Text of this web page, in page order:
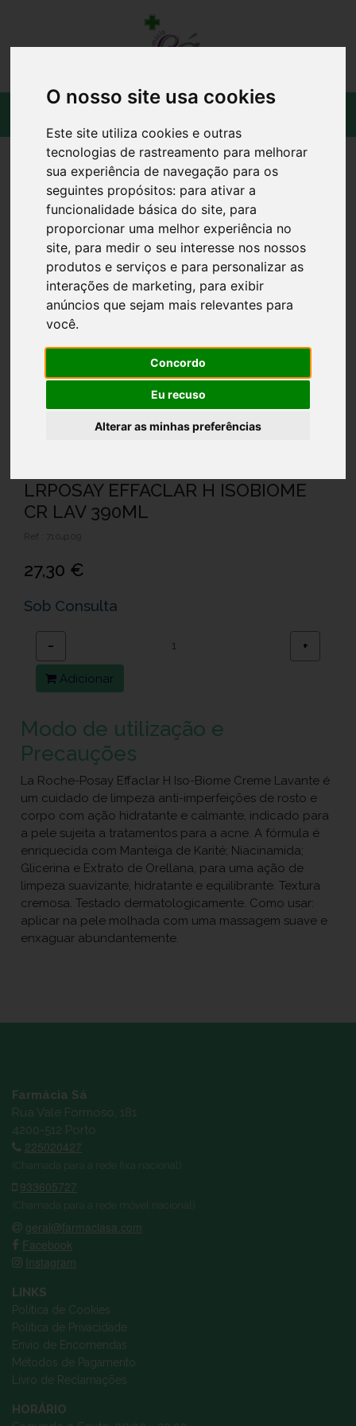
O nosso site usa cookies
Este site utiliza cookies e outras
tecnologias de rastreamento para melhorar
sua experiência de navegação para os
seguintes propósitos: para ativar a
funcionalidade básica do site, para
proporcionar uma melhor experiência no
site, para medir o seu interesse nos nossos
produtos e serviços e para personalizar as
interações de marketing, para exibir
anúncios que sejam mais relevantes para
você.
Concordo
Eu recuso
Alterar as minhas preferências
LRPOSAY EFFACLAR H ISOBIOME
CR LAV 390ML
Ref.: 7104109
27,30 €
Sob Consulta
− +
Adicionar
Modo de utilização e
Precauções
La Roche-Posay Effaclar H Iso-Biome Creme Lavante é
um cuidado de limpeza anti-imperfeições de rosto e
corpo com ação hidratante e calmante, indicado para
a pele sujeita a tratamentos para a acne. A fórmula é
enriquecida com Manteiga de Karité; Niacinamida;
Glicerina e Extrato de Orellana, para uma ação de
limpeza suavizante, hidratante e equilibrante. Textura
cremosa. Testado dermatologicamente. Como usar:
aplicar na pele molhada com uma massagem suave e
enxaguar abundantemente.
Farmácia Sá
Rua Vale Formoso, 181
4200-512 Porto
225020427
(Chamada para a rede fixa nacional)
933605727
(Chamada para a rede móvel nacional)
geral@farmaciasa.com
Facebook
Instagram
LINKS
Política de Cookies
Política de Privacidade
Envio de Encomendas
Métodos de Pagamento
Livro de Reclamações
HORÁRIO